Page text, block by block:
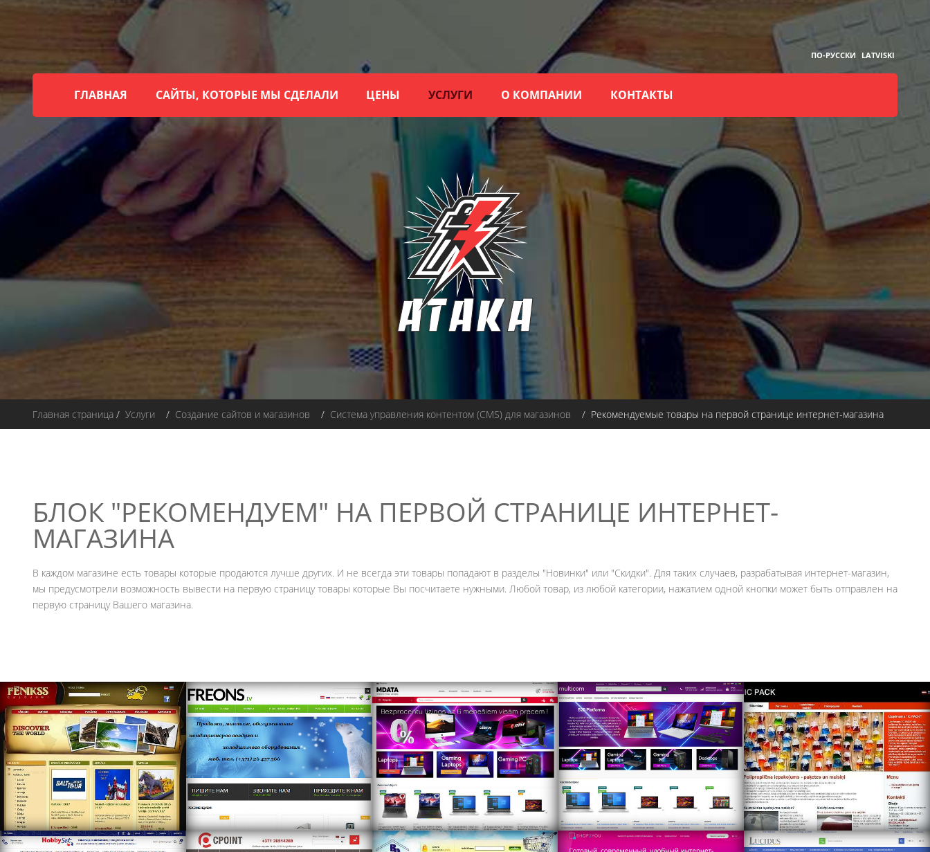
ПО-РУССКИ LATVISKI
ГЛАВНАЯ САЙТЫ, КОТОРЫЕ МЫ СДЕЛАЛИ ЦЕНЫ УСЛУГИ О КОМПАНИИ КОНТАКТЫ
Главная страница / Услуги / Создание сайтов и магазинов / Система управления контентом (CMS) для магазинов / Рекомендуемые товары на первой странице интернет-магазина
БЛОК "РЕКОМЕНДУЕМ" НА ПЕРВОЙ СТРАНИЦЕ ИНТЕРНЕТ-
МАГАЗИНА
В каждом магазине есть товары которые продаются лучше других. И не всегда эти товары попадают в разделы "Новинки" или "Скидки". Для таких случаев, разрабатывая интернет-магазин,
мы предусмотрели возможность вывести на первую страницу товары которые Вы посчитаете нужными. Любой товар, из любой категории, нажатием одной кнопки может быть отправлен на
первую страницу Вашего магазина.
https://freons.lv/home/ru/ https://www.mdata.lv https://multicom.lv/home/ru/
http://www.hobbyset.lv https://www.cpoint.lv https://www.berguplacis.lv/ http://www.shop2you.lv https://online.lucidus.lv/